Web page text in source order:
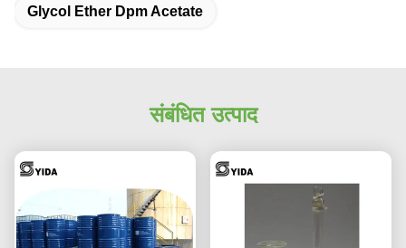
Glycol Ether Dpm Acetate
संबंधित उत्पाद